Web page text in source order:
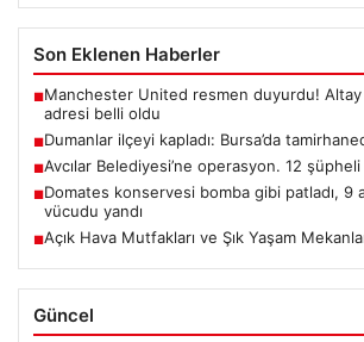
Son Eklenen Haberler
■Manchester United resmen duyurdu! Altay
adresi belli oldu
■Dumanlar ilçeyi kapladı: Bursa’da
■Avcılar Belediyesi’ne operasyon. 12 şüpheli
■Domates konservesi bomba gibi patladı, 9
vücudu yandı
■Açık Hava Mutfakları ve Şık Yaşam
Güncel